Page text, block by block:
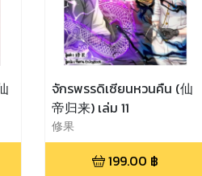
จักรพรรดิเซียนหวนคืน (仙
帝归来) เล่ม 11
修果
199.00 ฿